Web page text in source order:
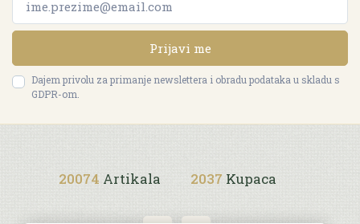
Prijavi me
Dajem privolu za primanje newslettera i obradu podataka u skladu s
GDPR-om.
20074 Artikala 2037 Kupaca